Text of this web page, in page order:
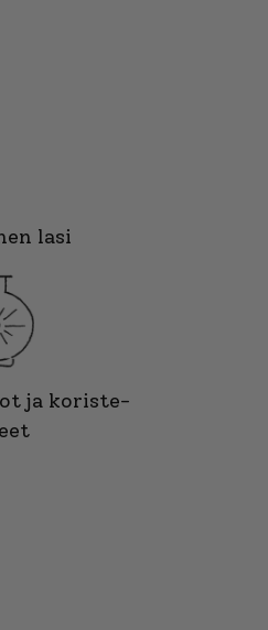
lasi
ja koriste-